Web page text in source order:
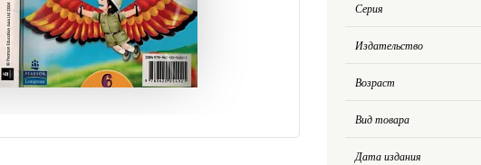
Серия
Издательство
Возраст
Вид товара
Дата издания